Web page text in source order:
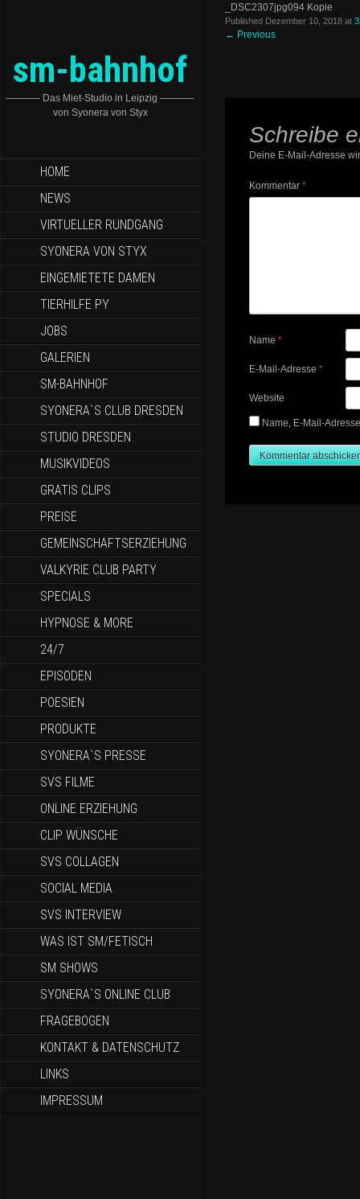
sm-bahnhof
———– Das Miet-Studio in Leipzig ———–
von Syonera von Styx
HOME
NEWS
VIRTUELLER RUNDGANG
SYONERA VON STYX
EINGEMIETETE DAMEN
TIERHILFE PY
JOBS
GALERIEN
SM-BAHNHOF
SYONERA`S CLUB DRESDEN
STUDIO DRESDEN
MUSIKVIDEOS
GRATIS CLIPS
PREISE
GEMEINSCHAFTSERZIEHUNG
VALKYRIE CLUB PARTY
SPECIALS
HYPNOSE & MORE
24/7
EPISODEN
POESIEN
PRODUKTE
SYONERA`S PRESSE
SVS FILME
ONLINE ERZIEHUNG
CLIP WÜNSCHE
SVS COLLAGEN
SOCIAL MEDIA
SVS INTERVIEW
WAS IST SM/FETISCH
SM SHOWS
SYONERA`S ONLINE CLUB
FRAGEBOGEN
KONTAKT & DATENSCHUTZ
LINKS
IMPRESSUM
_DSC2307jpg094 Kopie
Published Dezember 10, 2018 at
← Previous
Schreibe
Deine E-Mail-Adresse
Kommentar *
Name *
E-Mail-Adresse *
Website
Name, E-Mail-